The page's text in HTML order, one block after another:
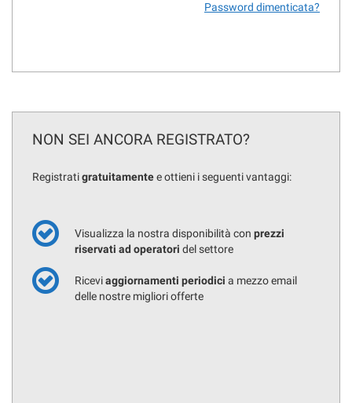
Password dimenticata?
NON SEI ANCORA REGISTRATO?
Registratigratuitamentee ottieni i seguenti vantaggi:
Visualizza la nostra disponibilità con prezzi
riservati ad operatori del settore
Riceviaggiornamenti periodici a mezzo email
delle nostre migliori offerte